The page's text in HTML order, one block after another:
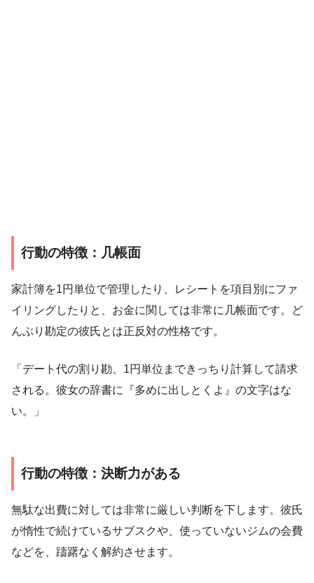
行動の特徴：几帳面
家計簿を1円単位で管理したり、レシートを項目別にファ
イリングしたりと、お金に関しては非常に几帳面です。ど
んぶり勘定の彼氏とは正反対の性格です。
「デート代の割り勘、1円単位まできっちり計算して請求
される。彼女の辞書に『多めに出しとくよ』の文字はな
い。」
行動の特徴：決断力がある
無駄な出費に対しては非常に厳しい判断を下します。彼氏
が惰性で続けているサブスクや、使っていないジムの会費
などを、躊躇なく解約させます。